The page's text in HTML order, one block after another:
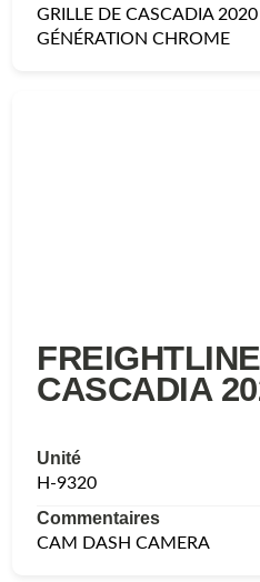
GRILLE DE CASCADIA
GÉNÉRATION CHROME
CASCADIA
Unité
H-9320
Commentaires
CAM DASH CAMERA